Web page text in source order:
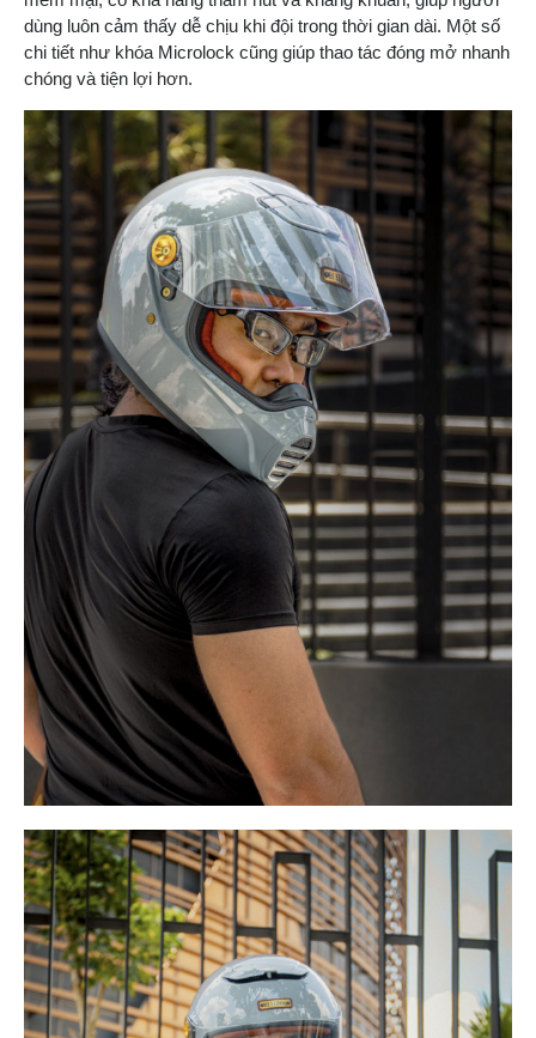
dùng luôn cảm thấy dễ chịu khi đội trong thời gian dài. Một số
chi tiết như khóa Microlock cũng giúp thao tác đóng mở nhanh
chóng và tiện lợi hơn.